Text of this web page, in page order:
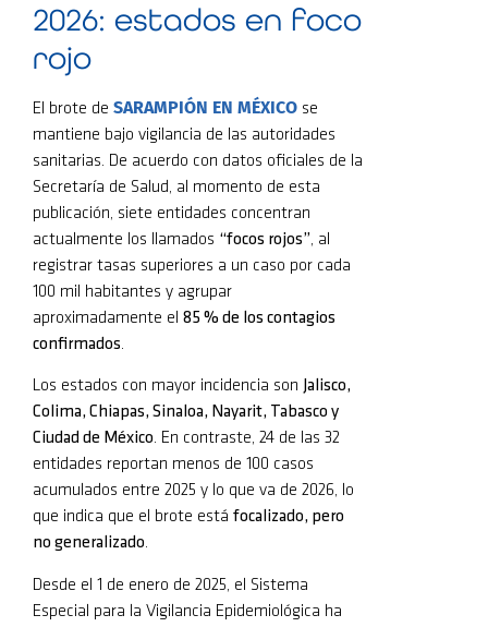
2026: estados en foco
rojo
El brote de SARAMPIÓN EN MÉXICO se
mantiene bajo vigilancia de las autoridades
sanitarias. De acuerdo con datos oficiales de la
Secretaría de Salud, al momento de esta
publicación, siete entidades concentran
actualmente los llamados “focos rojos”, al
registrar tasas superiores a un caso por cada
100 mil habitantes y agrupar
aproximadamente el 85 % de los contagios
confirmados.
Los estados con mayor incidencia son Jalisco,
Colima, Chiapas, Sinaloa, Nayarit, Tabasco y
Ciudad de México. En contraste, 24 de las 32
entidades reportan menos de 100 casos
acumulados entre 2025 y lo que va de 2026, lo
que indica que el brote está focalizado, pero
no generalizado.
Desde el 1 de enero de 2025, el Sistema
Especial para la Vigilancia Epidemiológica ha